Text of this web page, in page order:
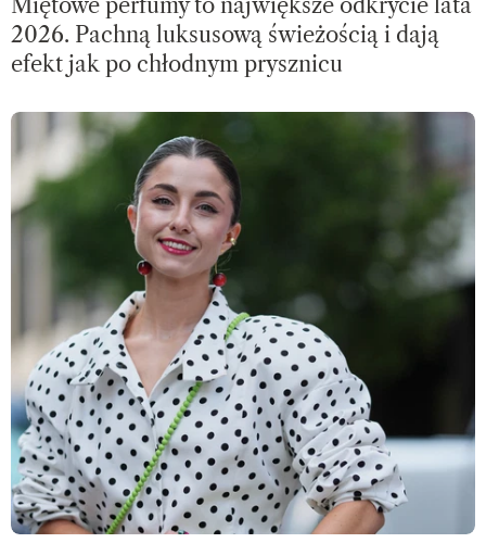
Miętowe perfumy to największe odkrycie lata
2026. Pachną luksusową świeżością i dają
efekt jak po chłodnym prysznicu